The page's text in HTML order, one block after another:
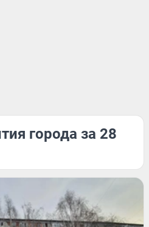
города за 28